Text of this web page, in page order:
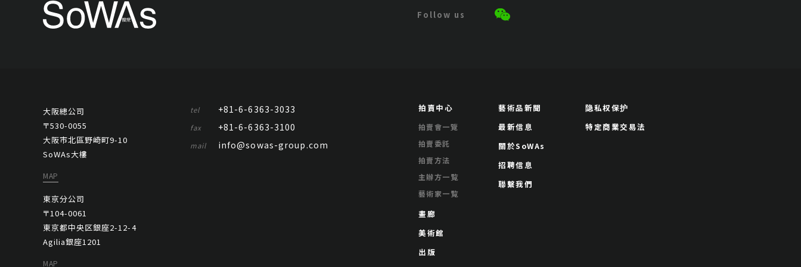
大阪總公司
〒530-0055
大阪市北區野崎町9-10
SoWAs大樓
MAP
東京分公司
〒104-0061
東京都中央区銀座2-12-4
Agilia銀座1201
MAP
tel +81-6-6363-3033
fax +81-6-6363-3100
mail info@sowas-group.com
拍賣中心
拍賣會一覽
拍賣委託
拍賣方法
主辦方一覧
藝術家一覧
畫廊
美術館
出版
藝術品新聞
最新信息
關於SoWAs
招聘信息
聯繫我們
隐私权保护
特定商業交易法